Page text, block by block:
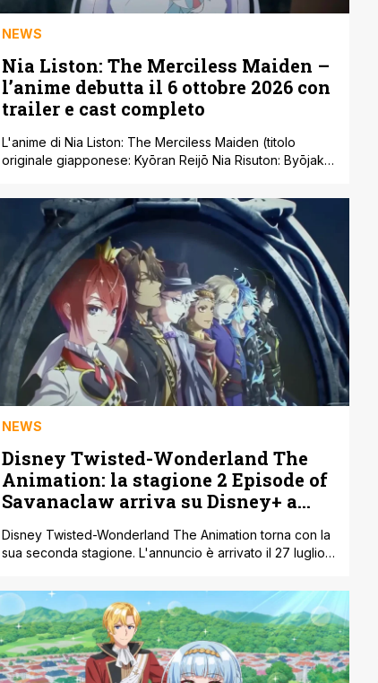
NEWS
Nia Liston: The Merciless Maiden –
l’anime debutta il 6 ottobre 2026 con
trailer e cast completo
L'anime di Nia Liston: The Merciless Maiden (titolo
originale giapponese: Kyōran Reijō Nia Risuton: Byōjaku
Musō Roku) ha una data di debutto ufficiale: 6 ottobre
2026. L'annuncio è arrivato il 28 luglio 2026 con la
pubblicazione del primo trailer completo, di una nuova
key visual e della [']
NEWS
Disney Twisted-Wonderland The
Animation: la stagione 2 Episode of
Savanaclaw arriva su Disney+ a
Disney Twisted-Wonderland The Animation torna con la
sua seconda stagione. L'annuncio è arrivato il 27 luglio
debutterà in streaming in esclusiva su Disney+ nel
dicembre 2026. La locandina promozionale pubblicata
ritrae Leona Kingscholar (doppiato da Yuichiro
Umehara) affiancato da Ruggie Bucchi (doppiato da Aoi
Ichikawa) e Jack Howl [']